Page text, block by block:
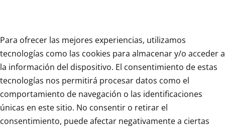
Para ofrecer las mejores experiencias, utilizamos
tecnologías como las cookies para almacenar y/o acceder a
la información del dispositivo. El consentimiento de estas
tecnologías nos permitirá procesar datos como el
comportamiento de navegación o las identificaciones
únicas en este sitio. No consentir o retirar el
consentimiento, puede afectar negativamente a ciertas